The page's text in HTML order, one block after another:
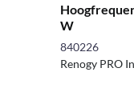
W
840226
Renogy PRO